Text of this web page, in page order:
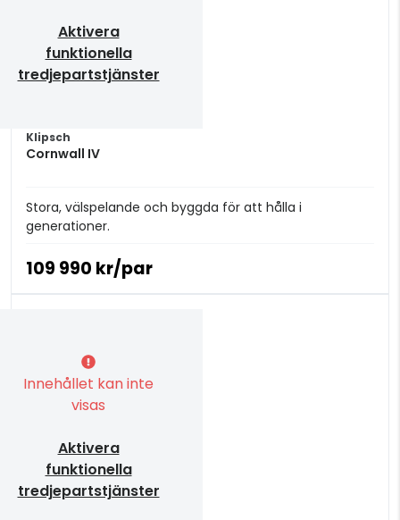
Aktivera
funktionella
tredjepartstjänster
Klipsch
Cornwall IV
Stora, välspelande och byggda för att hålla i
generationer.
109 990 kr/par
Innehållet kan inte
visas
Aktivera
funktionella
tredjepartstjänster